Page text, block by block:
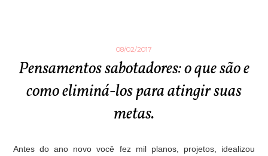
08/02/2017
Pensamentos sabotadores: o que são e
como eliminá-los para atingir suas
metas.
Antes do ano novo você fez mil planos, projetos, idealizou